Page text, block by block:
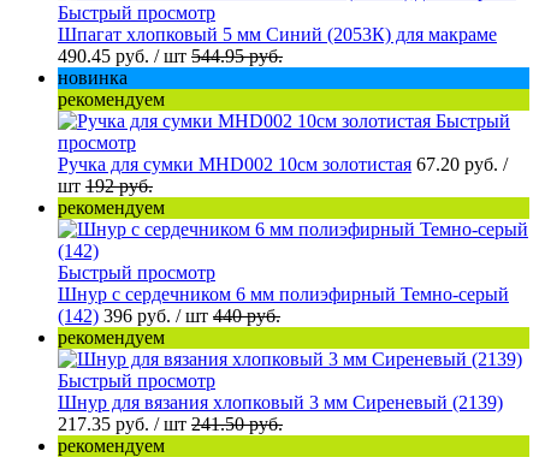
Быстрый просмотр
Шпагат хлопковый 5 мм Синий (2053К) для макраме
490.45 руб. / шт 544.95 руб.
новинка
рекомендуем
Быстрый
просмотр
Ручка для сумки MHD002 10см золотистая 67.20 руб. /
шт 192 руб.
рекомендуем
Быстрый просмотр
Шнур с сердечником 6 мм полиэфирный Темно-серый
(142) 396 руб. / шт 440 руб.
рекомендуем
Быстрый просмотр
Шнур для вязания хлопковый 3 мм Сиреневый (2139)
217.35 руб. / шт 241.50 руб.
рекомендуем